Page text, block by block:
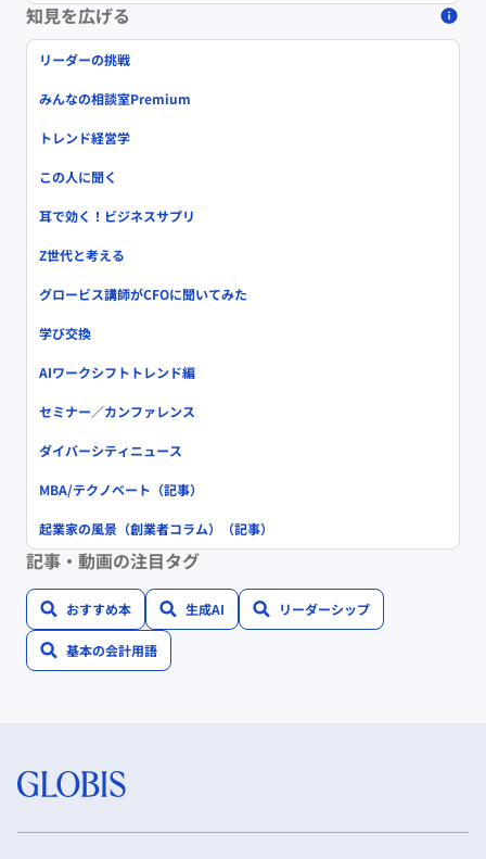
知見を広げる
リーダーの挑戦
みんなの相談室Premium
トレンド経営学
この人に聞く
耳で効く！ビジネスサプリ
Z世代と考える
グロービス講師がCFOに聞いてみた
学び交換
AIワークシフトトレンド編
セミナー／カンファレンス
ダイバーシティニュース
MBA/テクノベート（記事）
起業家の風景（創業者コラム）（記事）
記事・動画の注目タグ
おすすめ本 生成AI リーダーシップ
基本の会計用語